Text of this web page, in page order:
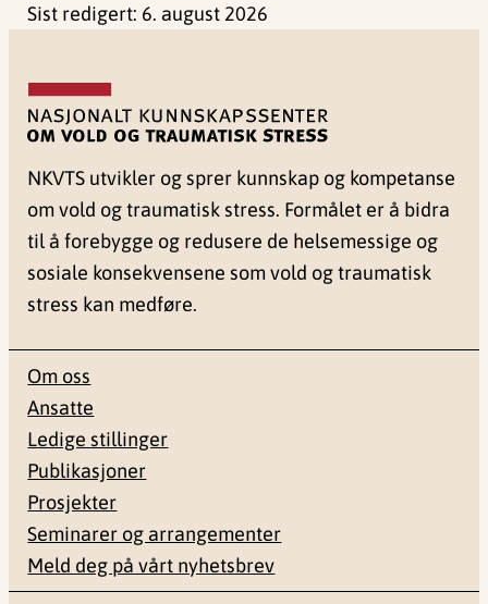
Sist redigert: 6. august 2026
NKVTS utvikler og sprer kunnskap og kompetanse
om vold og traumatisk stress. Formålet er å bidra
til å forebygge og redusere de helsemessige og
sosiale konsekvensene som vold og traumatisk
stress kan medføre.
Om oss
Ansatte
Ledige stillinger
Publikasjoner
Prosjekter
Seminarer og arrangementer
Meld deg på vårt nyhetsbrev